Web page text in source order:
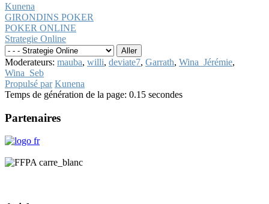
Kunena
GIRONDINS POKER
POKER ONLINE
Strategie Online
Moderateurs: mauba, willi, deviate7, Garrath, Wina_Jérémie,
Wina_Seb
Propulsé par Kunena
Temps de génération de la page: 0.15 secondes
Partenaires